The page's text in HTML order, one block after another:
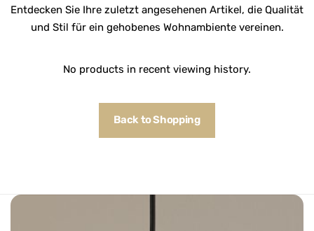
Entdecken Sie Ihre zuletzt angesehenen Artikel, die Qualität
und Stil für ein gehobenes Wohnambiente vereinen.
No products in recent viewing history.
Back to Shopping